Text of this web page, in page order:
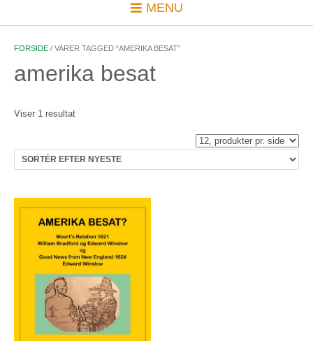
MENU
FORSIDE / VARER TAGGED “AMERIKA BESAT”
amerika besat
Viser 1 resultat